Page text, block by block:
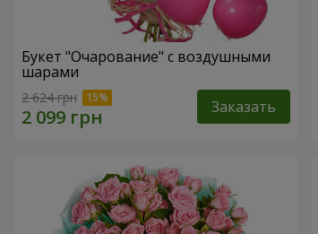
Букет "Очарование" с воздушными
шарами
2 624 грн Заказать